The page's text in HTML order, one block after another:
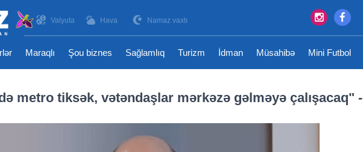
Valyuta Hava Namaz vaxtı
Maraqlı Şou biznes Sağlamlıq Turizm İdman Müsahibə Mini Futbol
metro tiksək, vətəndaşlar mərkəzə gəlməyə çalışacaq" -